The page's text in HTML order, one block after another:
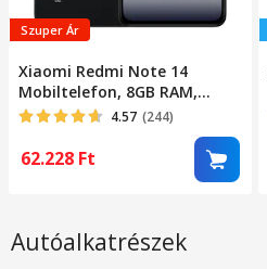
Szuper Ár
Xiaomi Redmi Note 14
Mobiltelefon, 8GB RAM,
256GB, Éjfekete
4.57 (244)
62.228 Ft
Autóalkatrészek